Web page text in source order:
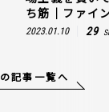
ち筋｜ファイ
2023.01.10 29
記事一覧へ